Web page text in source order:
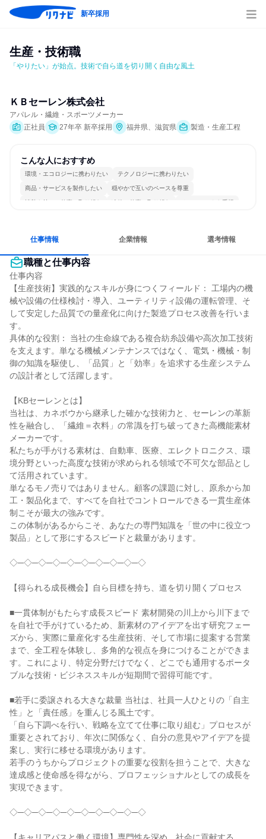
新卒採用
生産・技術職
「やりたい」が始点。技術で自ら道を切り開く自由な風土
ＫＢセーレン株式会社
アパレル・繊維・スポーツメーカー
正社員
27年卒 新卒採用 福井県、滋賀県 製造・生産工程
こんな人におすすめ
環境・エコロジーに携わりたい テクノロジーに携わりたい
商品・サービスを製作したい 穏やかで互いのペースを尊重
情熱を持って仕事に取り組む 冷静に仕事に取り組む チームワークを重視
仕事情報 企業情報 選考情報
職種と仕事内容
仕事内容
【生産技術】実践的なスキルが身につくフィールド： 工場内の機
械や設備の仕様検討・導入、ユーティリティ設備の運転管理、そ
して安定した品質での量産化に向けた製造プロセス改善を行いま
す。
具体的な役割： 当社の生命線である複合紡糸設備や高次加工技術
を支えます。単なる機械メンテナンスではなく、電気・機械・制
御の知識を駆使し、「品質」と「効率」を追求する生産システム
の設計者として活躍します。
【KBセーレンとは】
当社は、カネボウから継承した確かな技術力と、セーレンの革新
性を融合し、「繊維＝衣料」の常識を打ち破ってきた高機能素材
メーカーです。
私たちが手がける素材は、自動車、医療、エレクトロニクス、環
境分野といった高度な技術が求められる領域で不可欠な部品とし
て活用されています。
単なるモノ売りではありません。顧客の課題に対し、原糸から加
工・製品化まで、すべてを自社でコントロールできる一貫生産体
制こそが最大の強みです。
この体制があるからこそ、あなたの専門知識を「世の中に役立つ
製品」として形にするスピードと裁量があります。
◇─◇─◇─◇─◇─◇─◇─◇─◇─◇
【得られる成長機会】自ら目標を持ち、道を切り開くプロセス
■一貫体制がもたらす成長スピード 素材開発の川上から川下まで
を自社で手がけているため、新素材のアイデアを出す研究フェー
ズから、実際に量産化する生産技術、そして市場に提案する営業
まで、全工程を体験し、多角的な視点を身につけることができま
す。これにより、特定分野だけでなく、どこでも通用するポータ
ブルな技術・ビジネススキルが短期間で習得可能です。
■若手に委譲される大きな裁量 当社は、社員一人ひとりの「自主
性」と「責任感」を重んじる風土です。
「自ら下調べを行い、戦略を立てて仕事に取り組む」プロセスが
重要とされており、年次に関係なく、自分の意見やアイデアを提
案し、実行に移せる環境があります。
若手のうちからプロジェクトの重要な役割を担うことで、大きな
達成感と使命感を得ながら、プロフェッショナルとしての成長を
実現できます。
◇─◇─◇─◇─◇─◇─◇─◇─◇─◇